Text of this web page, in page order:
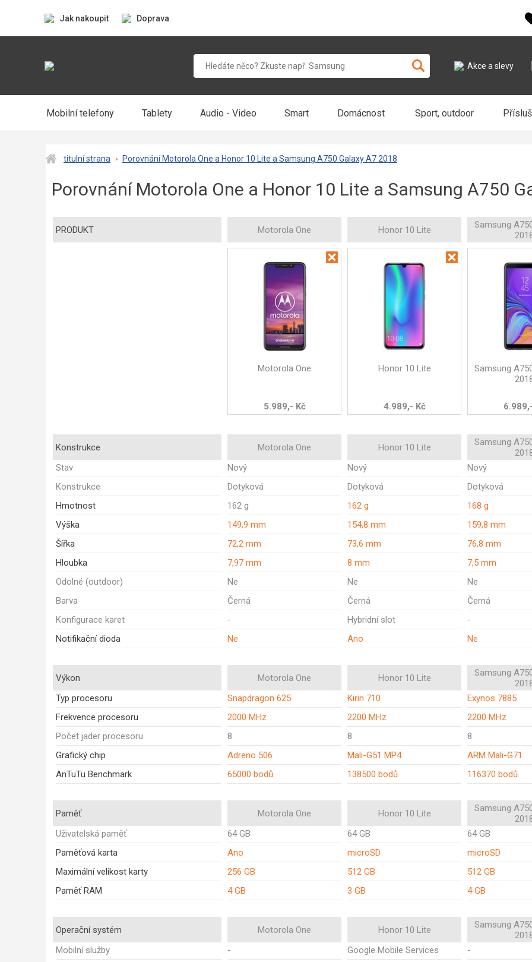
Jak nakoupit Doprava
Akce a slevy
Mobilní telefony Tablety Audio - Video Smart Domácnost Sport, outdoor
titulní strana Porovnání Motorola One a Honor 10 Lite a Samsung A750 Galaxy A7 2018
Porovnání Motorola One a Honor 10 Lite a Samsung A750
PRODUKT Motorola One Honor 10 Lite
Samsung
Motorola One
5.989,- Kč
Honor 10 Lite
4.989,- Kč
Samsung
Konstrukce Motorola One Honor 10 Lite
Samsung
Stav
Nový Nový
Nový
Konstrukce
Dotyková Dotyková
Dotyková
Hmotnost
162 g 162 g
168 g
Výška
149,9 mm 154,8 mm
159,8 mm
Šířka
72,2 mm 73,6 mm
76,8 mm
Hloubka
7,97 mm 8 mm
7,5 mm
Odolné (outdoor)
Ne Ne
Ne
Barva
Černá Černá
Černá
Konfigurace karet
- Hybridní slot
-
Notifikační dioda
Ne Ano Ne
Výkon Motorola One Honor 10 Lite
Samsung
Typ procesoru
Snapdragon 625 Kirin 710
Exynos 7885
Frekvence procesoru
2000 MHz 2200 MHz
2200 MHz
Počet jader procesoru
8 8
8
Grafický chip
Adreno 506 Mali-G51 MP4
ARM Mali-G71
AnTuTu Benchmark
65000 bodů 138500 bodů 116370 bodů
Paměť Motorola One Honor 10 Lite
Samsung
Uživatelská paměť
64 GB 64 GB
64 GB
Paměťová karta
Ano microSD
microSD
Maximální velikost karty
256 GB 512 GB
512 GB
Paměť RAM
4 GB 3 GB 4 GB
Operační systém Motorola One Honor 10 Lite
Samsung
Mobilní služby
- Google Mobile Services
-